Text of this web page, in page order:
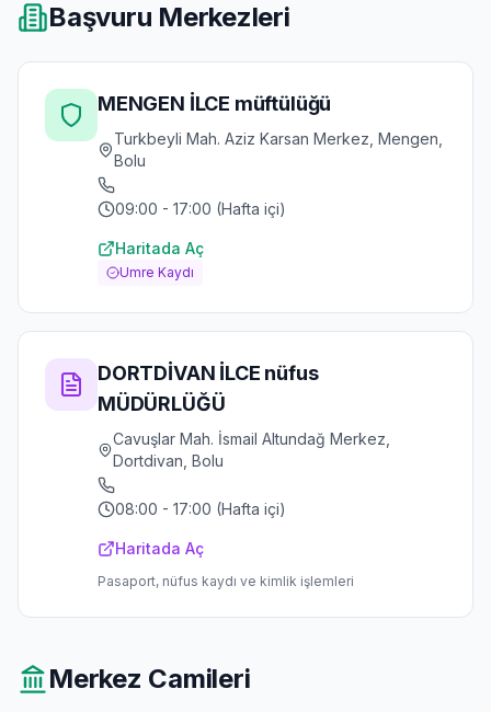
Başvuru Merkezleri
MENGEN İLCE müftülüğü
Turkbeyli Mah. Aziz Karsan Merkez, Mengen,
Bolu
09:00 - 17:00 (Hafta içi)
Haritada Aç
Umre Kaydı
DORTDİVAN İLCE nüfus
MÜDÜRLÜĞÜ
Cavuşlar Mah. İsmail Altundağ Merkez,
Dortdivan, Bolu
08:00 - 17:00 (Hafta içi)
Haritada Aç
Pasaport, nüfus kaydı ve kimlik işlemleri
Merkez Camileri